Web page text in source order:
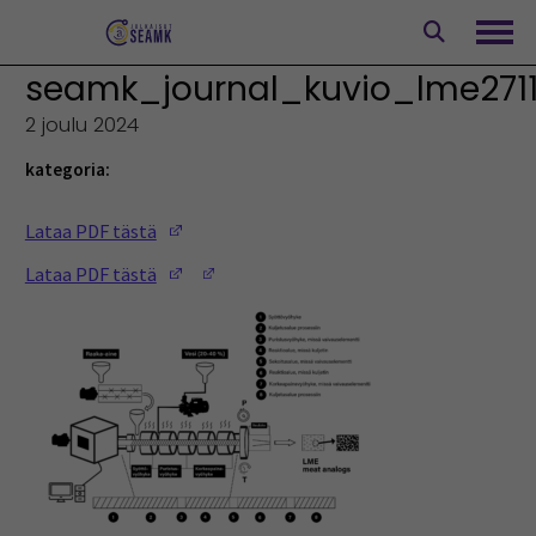
2 joulu 2024
kategoria:
Lataa PDF tästä
Lataa PDF tästä
(Opens in a new window)